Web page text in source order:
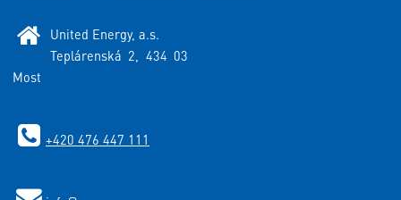
United Energy, a.s.
Teplárenská 2, 434 03
Most
+420 476 447 111